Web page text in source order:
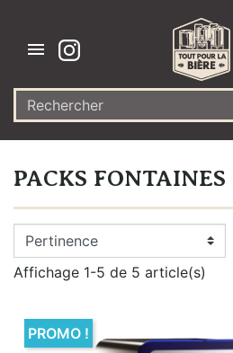

PACKS
Affichage 1-5 de 5 article(s)
PROMO !